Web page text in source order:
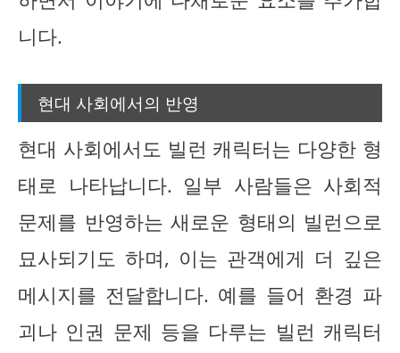
니다.
현대 사회에서의 반영
현대 사회에서도 빌런 캐릭터는 다양한 형
태로 나타납니다. 일부 사람들은 사회적
문제를 반영하는 새로운 형태의 빌런으로
묘사되기도 하며, 이는 관객에게 더 깊은
메시지를 전달합니다. 예를 들어 환경 파
괴나 인권 문제 등을 다루는 빌런 캐릭터